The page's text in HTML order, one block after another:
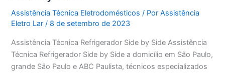
Assistência Técnica Eletrodomésticos / PorAssistência
Eletro Lar/ 8 de setembro de 2023
Assistência Técnica Refrigerador Side by Side Assistência
Técnica Refrigerador Side by Side a domicílio em São Paulo,
grande São Paulo e ABC Paulista, técnicos especializados